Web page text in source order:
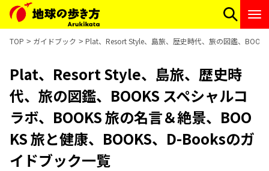
TOP ガイドブック Plat、Resort Style、島旅、歴史時代、旅の図鑑、
Plat、Resort Style、島旅、歴史時
代、旅の図鑑、BOOKS スペシャルコ
ラボ、BOOKS 旅の名言＆絶景、BOO
KS 旅と健康、BOOKS、D-Booksのガ
イドブック一覧